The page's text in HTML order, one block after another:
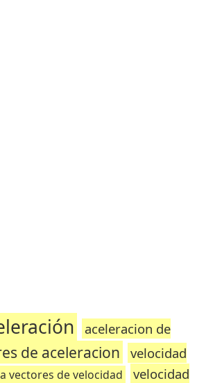
aceleracion de
de aceleracion
velocidad
vectores de velocidad
velocidad